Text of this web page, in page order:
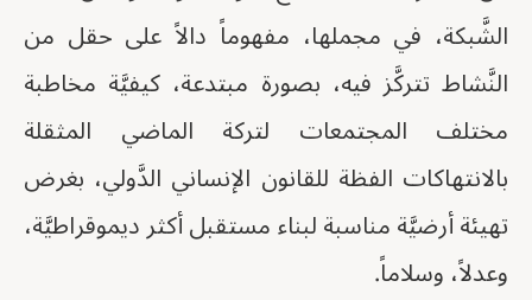
الشَّبكة، في مجملها، مفهوماً دالاً على حقل من
النَّشاط تتركَّز فيه، بصورة مبتدعة، كيفيَّة مخاطبة
مختلف المجتمعات لتركة الماضي المثقلة
بالانتهاكات الفظة للقانون الإنساني الدَّولي، بغرض
تهيئة أرضيَّة مناسبة لبناء مستقبل أكثر ديموقراطيَّة،
وعدلاً، وسلاماً.